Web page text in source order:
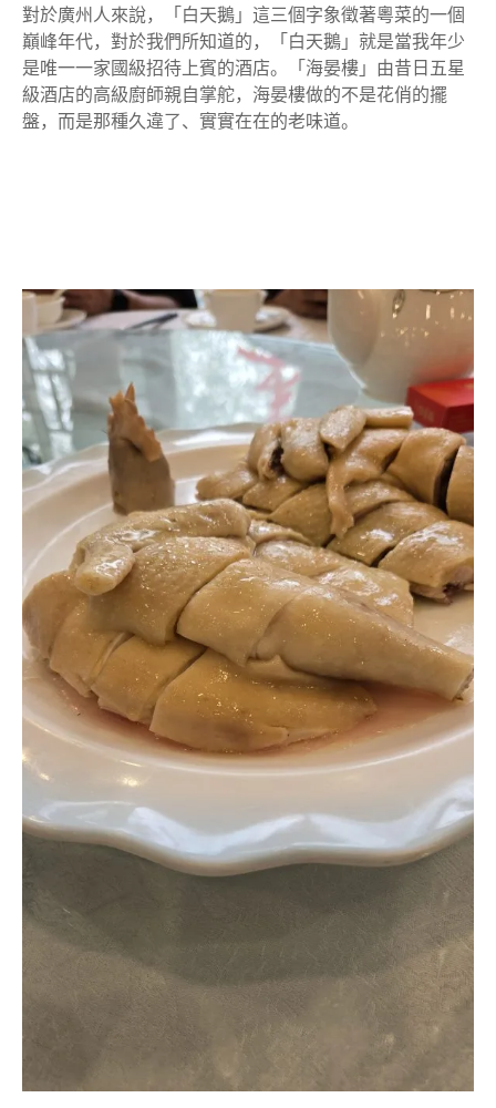
對於廣州人來說，「白天鵝」這三個字象徵著粵菜的一個
巔峰年代，對於我們所知道的，「白天鵝」就是當我年少
是唯一一家國級招待上賓的酒店。「海晏樓」由昔日五星
級酒店的高級廚師親自掌舵，海晏樓做的不是花俏的擺
盤，而是那種久違了、實實在在的老味道。